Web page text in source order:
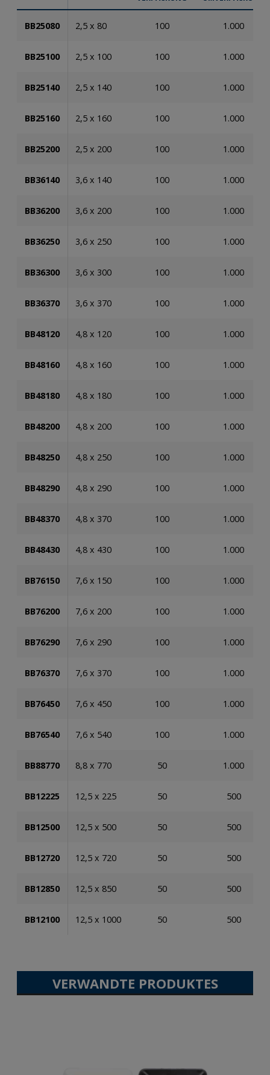
BB25080 2,5 x 80 100 1.000
BB25100 2,5 x 100 100 1.000
BB25140 2,5 x 140 100 1.000
BB25160 2,5 x 160 100 1.000
BB25200 2,5 x 200 100 1.000
BB36140 3,6 x 140 100 1.000
BB36200 3,6 x 200 100 1.000
BB36250 3,6 x 250 100 1.000
BB36300 3,6 x 300 100 1.000
BB36370 3,6 x 370 100 1.000
BB48120 4,8 x 120 100 1.000
BB48160 4,8 x 160 100 1.000
BB48180 4,8 x 180 100 1.000
BB48200 4,8 x 200 100 1.000
BB48250 4,8 x 250 100 1.000
BB48290 4,8 x 290 100 1.000
BB48370 4,8 x 370 100 1.000
BB48430 4,8 x 430 100 1.000
BB76150 7,6 x 150 100 1.000
BB76200 7,6 x 200 100 1.000
BB76290 7,6 x 290 100 1.000
BB76370 7,6 x 370 100 1.000
BB76450 7,6 x 450 100 1.000
BB76540 7,6 x 540 100 1.000
BB88770 8,8 x 770 50 1.000
BB12225 12,5 x 225 50 500
BB12500 12,5 x 500 50 500
BB12720 12,5 x 720 50 500
BB12850 12,5 x 850 50 500
BB12100 12,5 x 1000 50 500
VERWANDTE PRODUKTES